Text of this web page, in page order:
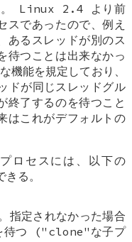
。 Linux 2.4 より前
スであったので、例え
あるスレッドが別のス
待つことは出来なかっ
機能を規定しており、
が同じスレッドグル
終了するのを待つこと
はこれがデフォルトの
ロセスには、以下の
る。
定されなかった場合
待つ ("clone"な子プ